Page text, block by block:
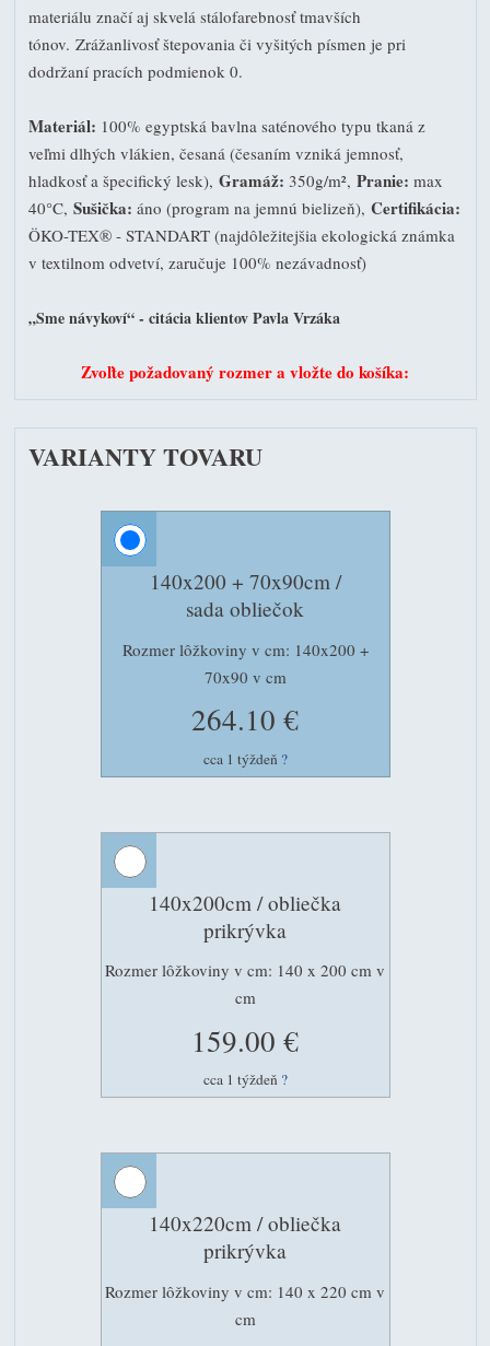
materiálu značí aj skvelá stálofarebnosť tmavších
tónov. Zrážanlivosť štepovania či vyšitých písmen je pri
dodržaní pracích podmienok 0.
Materiál: 100% egyptská bavlna saténového typu tkaná z
veľmi dlhých vlákien, česaná (česaním vzniká jemnosť,
hladkosť a špecifický lesk), Gramáž: 350g/m², Pranie: max
40°C, Sušička: áno (program na jemnú bielizeň), Certifikácia:
ÖKO-TEX® - STANDART (najdôležitejšia ekologická známka
v textilnom odvetví, zaručuje 100% nezávadnosť)
„Sme návykoví“ - citácia klientov Pavla Vrzáka
Zvoľte požadovaný rozmer a vložte do košíka:
VARIANTY TOVARU
140x200 + 70x90cm /
sada obliečok
Rozmer lôžkoviny v cm: 140x200 +
70x90 v cm
264.10 €
cca 1 týždeň ?
140x200cm / obliečka
prikrývka
Rozmer lôžkoviny v cm: 140 x 200 cm v
cm
159.00 €
cca 1 týždeň ?
140x220cm / obliečka
prikrývka
Rozmer lôžkoviny v cm: 140 x 220 cm v
cm